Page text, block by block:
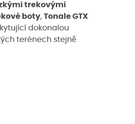
trekovými
boty, Tonale GTX
dokonalou
terénech stejně